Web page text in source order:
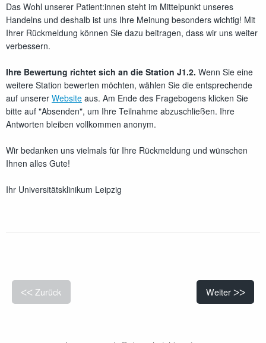
Das Wohl unserer Patient:innen steht im Mittelpunkt unseres
Handelns und deshalb ist uns Ihre Meinung besonders wichtig! Mit
Ihrer Rückmeldung können Sie dazu beitragen, dass wir uns weiter
verbessern.
Ihre Bewertung richtet sich an die Station J1.2. Wenn Sie eine
weitere Station bewerten möchten, wählen Sie die entsprechende
auf unserer Website aus. Am Ende des Fragebogens klicken Sie
bitte auf "Absenden", um Ihre Teilnahme abzuschließen. Ihre
Antworten bleiben vollkommen anonym.
Wir bedanken uns vielmals für Ihre Rückmeldung und wünschen
Ihnen alles Gute!
Ihr Universitätsklinikum Leipzig